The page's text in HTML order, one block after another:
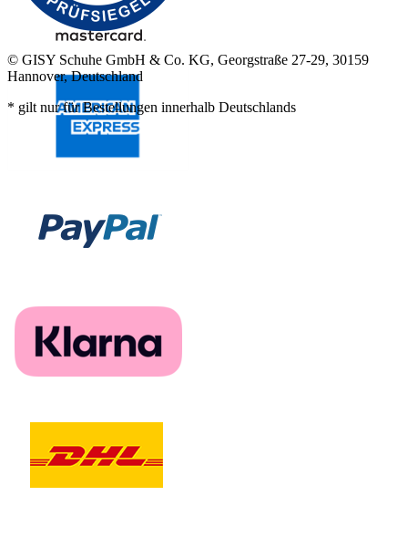
© GISY Schuhe GmbH & Co. KG, Georgstraße 27-29, 30159
Hannover, Deutschland
* gilt nur für Bestellungen innerhalb Deutschlands